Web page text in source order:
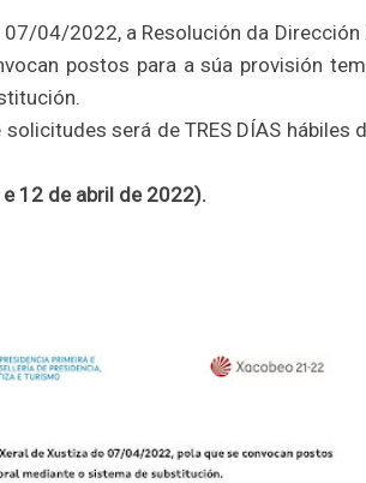
04/2022, a Resolución da Dirección
postos para a súa provisión
será de TRES DÍAS hábiles
12 de abril de 2022).